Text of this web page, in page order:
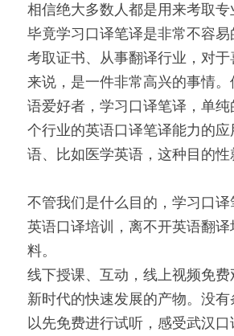
相信绝大多数人都是用来考取专
毕竟学习口译笔译是非常不容
考取证书、从事翻译行业，对
来说，是一件非常高兴的事情
语爱好者，学习口译笔译，单
个行业的英语口译笔译能力的
语、比如医学英语，这种目的性
不管我们是什么目的，学习口
英语口译培训，离不开英语翻
料。
线下授课、互动，线上视频免
新时代的快速发展的产物。没
以先免费进行试听，感受武汉